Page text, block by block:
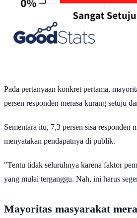
Pada pertanyaan konkret pertama,
persen responden merasa kurang setuju
Sementara itu, 7,3 persen sisa
menyatakan pendapatnya di publik.
"Tentu tidak seluruhnya karena faktor
yang mulai terganggu. Nah, ini harus
Mayoritas masyarakat